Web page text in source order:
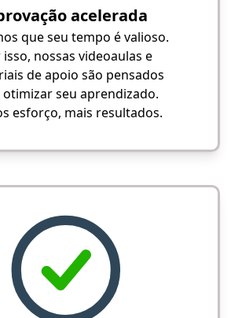
acelerada
que seu tempo é valioso.
isso, nossas videoaulas e
de apoio são pensados
otimizar seu aprendizado.
esforço, mais resultados.